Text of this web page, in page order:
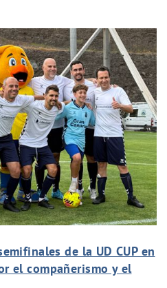
de la UD CUP en
el compañerismo y el